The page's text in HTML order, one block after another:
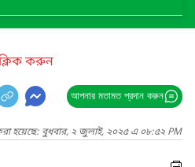
করুন
আপনার মতামত প্রদান করুন
হয়েছে: বুধবার, ২ জুলাই, ২০২৫ এ ০৮:৫২ PM